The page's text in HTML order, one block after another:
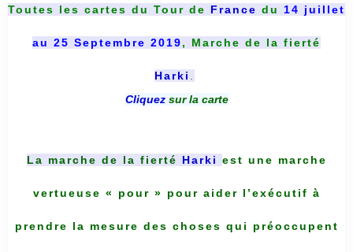
Toutes les cartes du Tour de France du 14 juillet
au 25 Septembre 2019, Marche de la fierté
Harki
Cliquez sur la carte
La marche de la fierté Harki est une marche
vertueuse « pour » pour aider l’exécutif à
prendre la mesure des choses qui préoccupent